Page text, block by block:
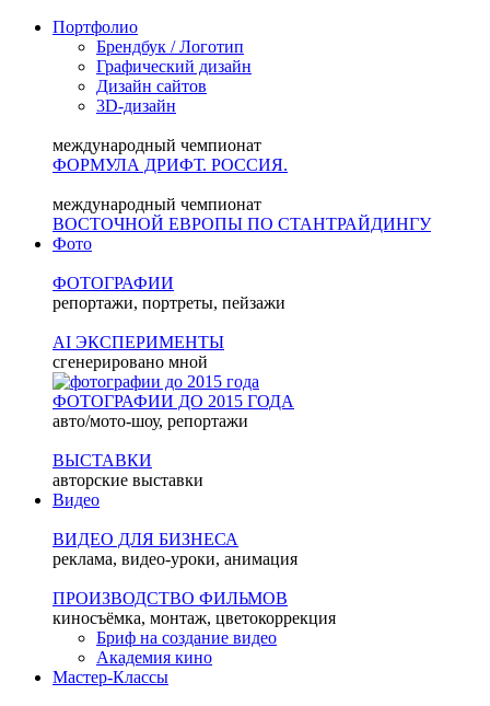
Портфолио
Брендбук / Логотип
Графический дизайн
Дизайн сайтов
3D-дизайн
международный чемпионат
ФОРМУЛА ДРИФТ. РОССИЯ.
международный чемпионат
ВОСТОЧНОЙ ЕВРОПЫ ПО СТАНТРАЙДИНГУ
Фото
ФОТОГРАФИИ
репортажи, портреты, пейзажи
AI ЭКСПЕРИМЕНТЫ
сгенерировано мной
ФОТОГРАФИИ ДО 2015 ГОДА
авто/мото-шоу, репортажи
ВЫСТАВКИ
авторские выставки
Видео
ВИДЕО ДЛЯ БИЗНЕСА
реклама, видео-уроки, анимация
ПРОИЗВОДСТВО ФИЛЬМОВ
киносъёмка, монтаж, цветокоррекция
Бриф на создание видео
Академия кино
Мастер-Классы